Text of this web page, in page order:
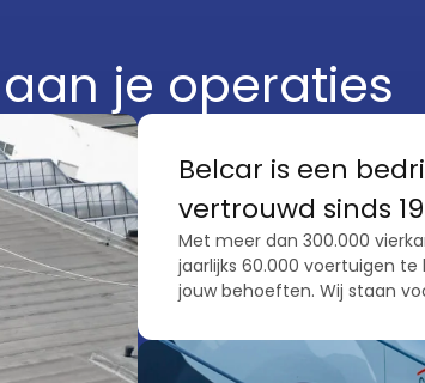
je operaties
Belcar is een
vertrouwd sinds
Met meer dan 300.000
jaarlijks 60.000 voertuigen
jouw behoeften. Wij staan